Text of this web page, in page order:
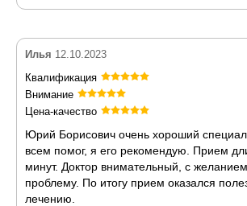
Илья 12.10.2023
Квалификация
Внимание
Цена-качество
Юрий Борисович очень хороший
всем помог, я его рекомендую. Прием
минут. Доктор внимательный, с
проблему. По итогу прием оказался
лечению.